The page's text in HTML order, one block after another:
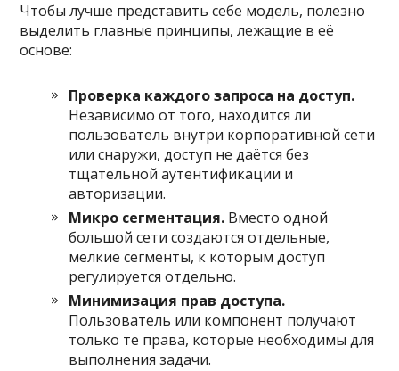
Чтобы лучше представить себе модель, полезно
выделить главные принципы, лежащие в её
основе:
Проверка каждого запроса на доступ.
Независимо от того, находится ли
пользователь внутри корпоративной сети
или снаружи, доступ не даётся без
тщательной аутентификации и
авторизации.
Микро сегментация. Вместо одной
большой сети создаются отдельные,
мелкие сегменты, к которым доступ
регулируется отдельно.
Минимизация прав доступа.
Пользователь или компонент получают
только те права, которые необходимы для
выполнения задачи.